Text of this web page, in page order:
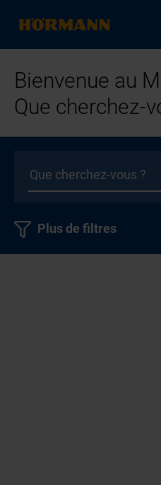
Bienvenue au
Que cherchez-
Plus de filtres